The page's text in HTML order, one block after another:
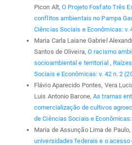
Picon Alt,O Projeto Fosfato Três
conflitos ambientais no Pampa
Ciências Sociais e Econômicas: v.
Maria Carla Laiane Gabriel
Santos de Oliveira, O racismo
socioambiental e territorial ,
Sociais e Econômicas: v. 42 n. 2
Flávio Aparecido Pontes, Vera
Luis Antonio Barone,As tramas
comercialização de cultivos
de Ciências Sociais e Econômicas:
Maria de Assunção Lima de Paulo,
universidades federais e o acesso